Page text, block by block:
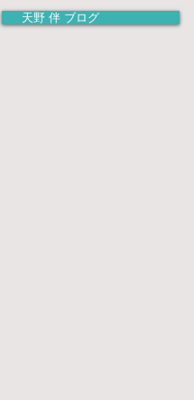
天野 伴 ブログ